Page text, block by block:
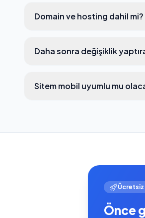
Domain ve hosting dahil mi?
Daha sonra değişiklik
Sitem mobil uyumlu mu
Ücretsiz
Önce